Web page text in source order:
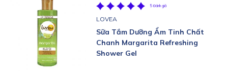
5 Đánh giá
LOVEA
Sữa Tắm Dưỡng Ẩm Tinh Chất
Chanh Margarita Refreshing
Shower Gel